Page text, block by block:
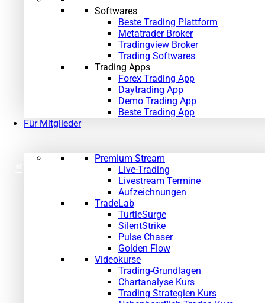
Softwares
Beste Trading Plattform
Metatrader Broker
Tradingview Broker
Trading Softwares
Trading Apps
Forex Trading App
Daytrading App
Demo Trading App
Beste Trading App
Für Mitglieder
Premium Stream
Live-Trading
Livestream Termine
Aufzeichnungen
TradeLab
TurtleSurge
SilentStrike
Pulse Chaser
Golden Flow
Videokurse
Trading-Grundlagen
Chartanalyse Kurs
Trading Strategien Kurs